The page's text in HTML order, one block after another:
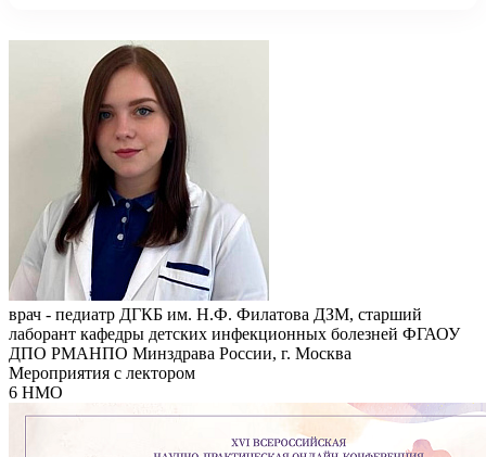
врач - педиатр ДГКБ им. Н.Ф. Филатова ДЗМ, старший
лаборант кафедры детских инфекционных болезней ФГАОУ
ДПО РМАНПО Минздрава России, г. Москва
Мероприятия с лектором
6 НМО